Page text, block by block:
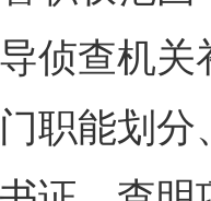
侦查机
职能划